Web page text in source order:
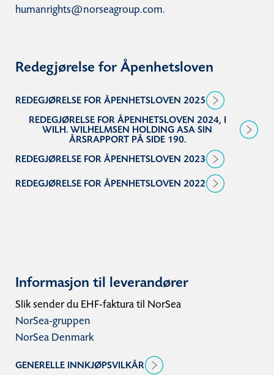
humanrights@norseagroup.com.
Redegjørelse for Åpenhetsloven
REDEGJØRELSE FOR ÅPENHETSLOVEN 2025
REDEGJØRELSE FOR ÅPENHETSLOVEN 2024, I
WILH. WILHELMSEN HOLDING ASA SIN
ÅRSRAPPORT PÅ SIDE 190.
REDEGJØRELSE FOR ÅPENHETSLOVEN 2023
REDEGJØRELSE FOR ÅPENHETSLOVEN 2022
Informasjon til leverandører
Slik sender du EHF-faktura til NorSea
NorSea-gruppen
NorSea Denmark
GENERELLE INNKJØPSVILKÅR